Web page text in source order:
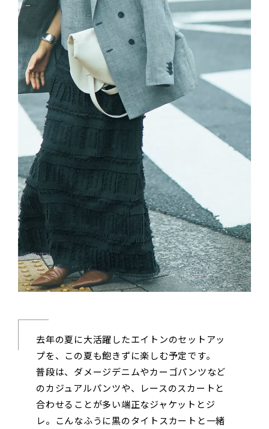
去年の夏に大活躍したエイトンのセットアッ
プを、この夏も飽きずに楽しむ予定です。
普段は、ダメージデニムやカーゴパンツなど
のカジュアルパンツや、レースのスカートと
合わせることが多い端正なジャケットとジ
レ。こんなふうに黒のタイトスカートと一緒